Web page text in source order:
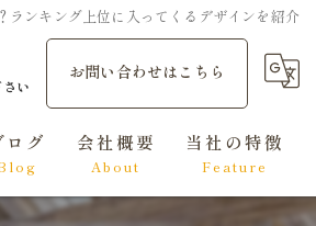
ランキング上位に入ってくるデザインを紹介
い
お問い合わせはこちら
ログ 会社概要
About
当社の特徴
Feature